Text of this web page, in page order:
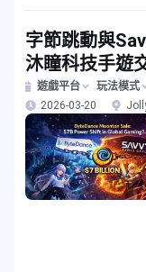
字節跳動與
沐瞳科技手遊
遊戲平台
玩法模式
2026-03-20